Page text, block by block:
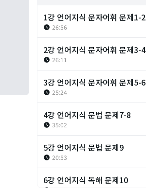
1강 언어지식 문자어휘 문제1-2
26:56
2강 언어지식 문자어휘 문제3-4
26:11
3강 언어지식 문자어휘 문제5-6
25:24
4강 언어지식 문법 문제7-8
35:02
5강 언어지식 문법 문제9
20:53
6강 언어지식 독해 문제10